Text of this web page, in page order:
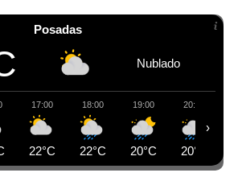
Posadas
Nublado
17:00
22°C
18:00
22°C
19:00
20°C
20:00
20°C
›